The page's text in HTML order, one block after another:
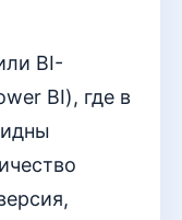
BI-
BI), где в